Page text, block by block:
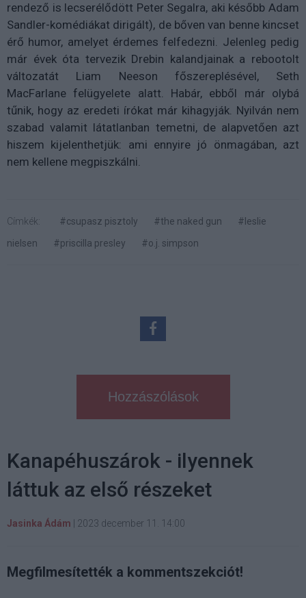
rendező is lecserélődött Peter Segalra, aki később Adam
Sandler-komédiákat dirigált), de bőven van benne kincset
érő humor, amelyet érdemes felfedezni. Jelenleg pedig
már évek óta tervezik Drebin kalandjainak a rebootolt
változatát Liam Neeson főszereplésével, Seth
MacFarlane felügyelete alatt. Habár, ebből már olybá
tűnik, hogy az eredeti írókat már kihagyják. Nyilván nem
szabad valamit látatlanban temetni, de alapvetően azt
hiszem kijelenthetjük: ami ennyire jó önmagában, azt
nem kellene megpiszkálni.
Címkék: #csupasz pisztoly #the naked gun
#leslie
nielsen
#priscilla presley #o.j. simpson
Hozzászólások
Kanapéhuszárok - ilyennek
láttuk az első részeket
Jasinka Ádám 2023 december 11. 14:00
Megfilmesítették a kommentszekciót!